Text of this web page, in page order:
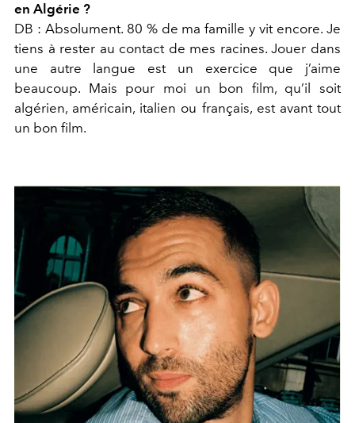
en Algérie ?
DB : Absolument. 80 % de ma famille y vit encore. Je
tiens à rester au contact de mes racines. Jouer dans
une autre langue est un exercice que j’aime
beaucoup. Mais pour moi un bon film, qu’il soit
algérien, américain, italien ou français, est avant tout
un bon film.